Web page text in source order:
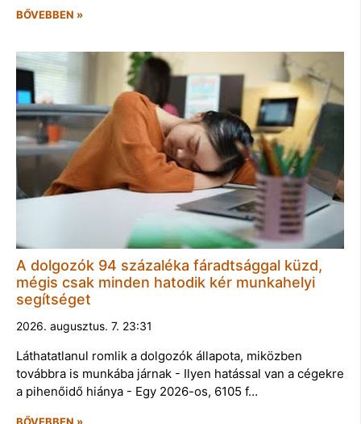
BŐVEBBEN »
A dolgozók 94 százaléka fáradtsággal küzd,
mégis csak minden hatodik kér munkahelyi
segítséget
2026. augusztus. 7. 23:31
Láthatatlanul romlik a dolgozók állapota, miközben
továbbra is munkába járnak - Ilyen hatással van a cégekre
a pihenőidő hiánya - Egy 2026-os, 6105 f…